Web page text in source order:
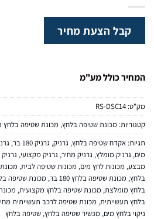
קבל הצעת מחיר
המחיר כולל מע"מ
מק"ט: RS-DSC14
קטגוריות: מכונת שטיפה בלחץ, מכונת שטיפה בלחץ
תגיות: אקדח שטיפה בלחץ, גרניק, גרניק 180 בר , גרניק
מים, גרניק מומלץ, גרניק מחיר, גרניק מקצועי,
מבצע, מכונות לחץ מים, מכונות שטיפה לבית,
בלחץ, מכונת שטיפה בלחץ 180 בר , מכונת שטיפה
בלחץ מומלצת, מכונת שטיפה בלחץ מקצועית,
בלחץ תעשייתית, מכונת שטיפה לרכב תעשייתית
ניקוי בלחץ מים, מכשיר שטיפה בלחץ, שטיפה בלחץ